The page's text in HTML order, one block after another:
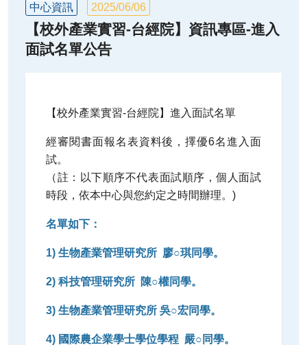
中心資訊 2025/06/06
【校外產業實習-台經院】資訊專區-進入
面試名單公告